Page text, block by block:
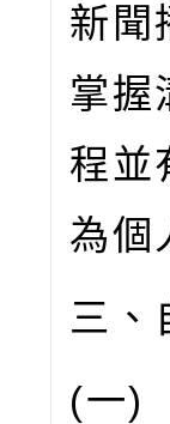
新聞
掌握
程並
為個
三、
(一)